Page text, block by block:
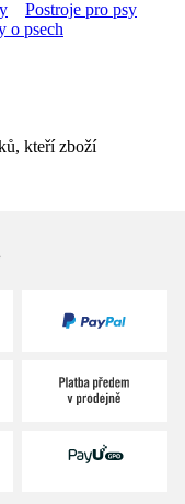
Postroje pro psy
o psech
kteří zboží